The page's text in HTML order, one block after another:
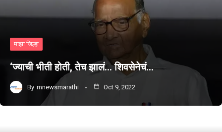
माझा जिल्हा
‘ज्याची भीती होती, तेच झालं… शिवसेनेचं…
By mnewsmarathi Oct 9, 2022